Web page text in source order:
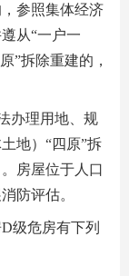
参照集体经济
从“一户一
”拆除重建的，
办理用地、规
地）“四原”拆
房屋位于人口
防评估。
级危房有下列